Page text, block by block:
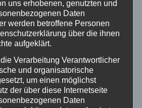
vom AMC Waltrop , der als
tätig ist. Seine Bemühungen
dazu bei, dass der „ADAC
Cup“ reibungslos abläuft
zu einem herausragenden
zwischen den
uns erhobenen, genutzten und
Daten
werden betroffene Personen
über die ihnen
aufgeklärt.
Verarbeitung Verantwortlicher
und organisatorische
um einen möglichst
der über diese Internetseite
Daten